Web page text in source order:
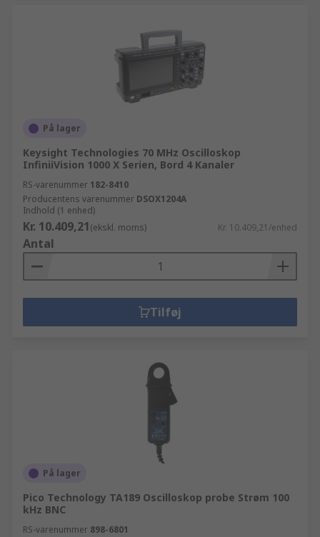
På lager
Keysight Technologies 70 MHz Oscilloskop
InfiniiVision 1000 X Serien, Bord 4 Kanaler
RS-varenummer 182-8410
Producentens varenummer DSOX1204A
Indhold (1 enhed)
Kr. 10.409,21(ekskl. moms) Kr. 10.409,21/enhed
Antal
Tilføj
På lager
Pico Technology TA189 Oscilloskop probe Strøm 100
kHz BNC
RS-varenummer 898-6801